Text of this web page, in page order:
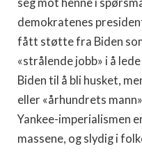
seg mot henne i
demokratenes
fått støtte fra Biden
«strålende jobb» i å
Biden til å bli husket,
eller «århundrets
Yankee-imperialismen
massene, og slydig i